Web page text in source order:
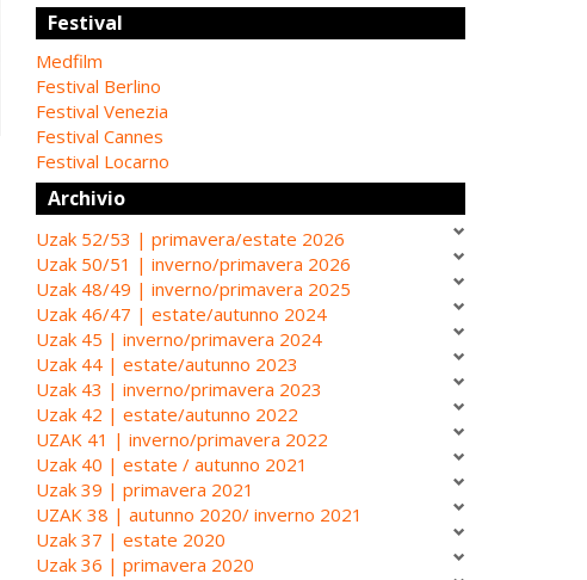
Festival
Medfilm
Festival Berlino
Festival Venezia
Festival Cannes
Festival Locarno
Archivio
Uzak 52/53 | primavera/estate 2026
Uzak 50/51 | inverno/primavera 2026
Uzak 48/49 | inverno/primavera 2025
Uzak 46/47 | estate/autunno 2024
Uzak 45 | inverno/primavera 2024
Uzak 44 | estate/autunno 2023
Uzak 43 | inverno/primavera 2023
Uzak 42 | estate/autunno 2022
UZAK 41 | inverno/primavera 2022
Uzak 40 | estate / autunno 2021
Uzak 39 | primavera 2021
UZAK 38 | autunno 2020/ inverno 2021
Uzak 37 | estate 2020
Uzak 36 | primavera 2020